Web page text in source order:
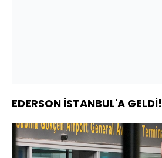
EDERSON İSTANBUL'A GELDİ!